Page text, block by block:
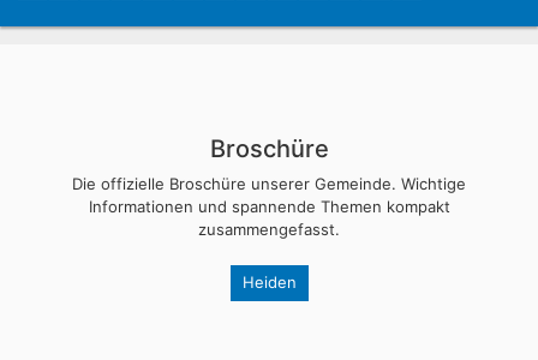
Broschüre
Die offizielle Broschüre unserer Gemeinde. Wichtige
Informationen und spannende Themen kompakt
zusammengefasst.
Heiden